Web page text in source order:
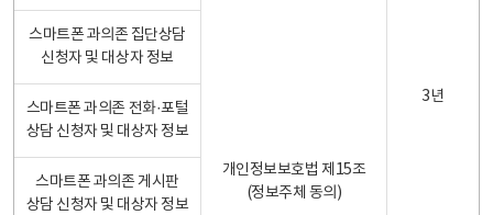
개인정보보호법 제15조
(정보주체 동의)
3년
스마트폰 과의존 집단상담
신청자 및 대상자 정보
스마트폰 과의존 전화·포털
상담 신청자 및 대상자 정보
스마트폰 과의존 게시판
상담 신청자 및 대상자 정보